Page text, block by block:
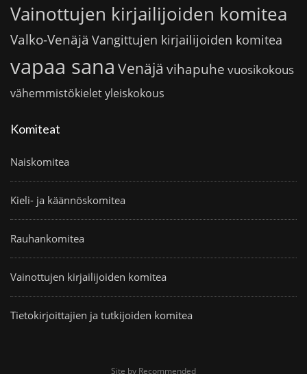
Vainottujen kirjailijoiden komitea
Valko-Venäjä Vangittujen kirjailijoiden komitea
vapaa sana Venäjä vihapuhe vuosikokous
vähemmistökieletyleiskokous
Komiteat
Naiskomitea
Kieli- ja käännöskomitea
Rauhankomitea
Vainottujen kirjailijoiden komitea
Tietokirjoittajien ja tutkijoiden komitea
Site by Recommended